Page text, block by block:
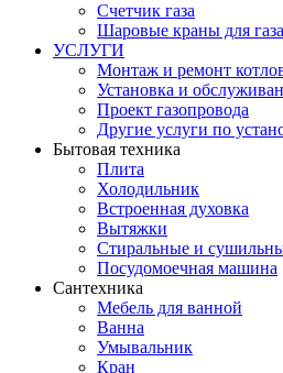
Счетчик газа
Шаровые краны для газа
УСЛУГИ
Монтаж и ремонт
Установка и
Проект газопровода
Другие услуги по
Бытовая техника
Плита
Холодильник
Встроенная духовка
Вытяжки
Стиральные и
Посудомоечная машина
Сантехника
Мебель для ванной
Ванна
Умывальник
Кран